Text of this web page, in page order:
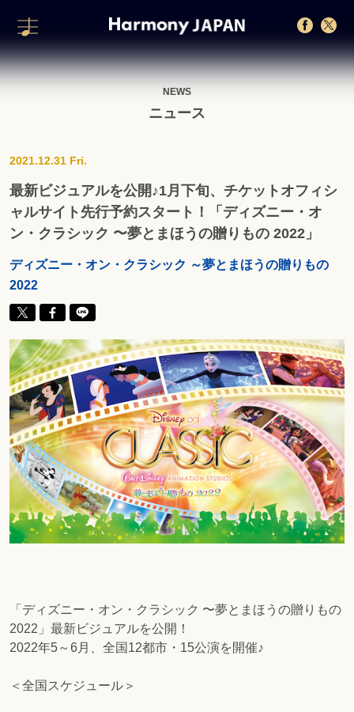
NEWS
ニュース
2021.12.31 Fri.
最新ビジュアルを公開♪1月下旬、チケットオフィシ
ャルサイト先行予約スタート！「ディズニー・オ
ン・クラシック 〜夢とまほうの贈りもの 2022」
ディズニー・オン・クラシック ～夢とまほうの贈りもの
2022
「ディズニー・オン・クラシック 〜夢とまほうの贈りもの
2022」最新ビジュアルを公開！
2022年5～6月、全国12都市・15公演を開催♪
＜全国スケジュール＞